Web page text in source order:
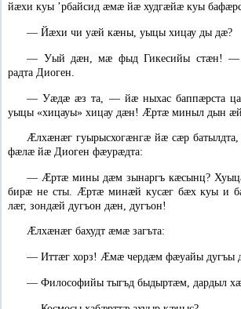
йæхи куы ’рбайсид æмæ йæ худгæйæ куы
—Йæхи чи уæй кæны, уыцы хицау ды дæ?
— Уый дæн, мæ фыд Гикесийы стæн! —
радта Диоген.
—Уæдæ æз та, — йæ ныхас баппæрста
уыцы «хицауы» хицау дæн! Ӕртæ миныл дын
Ӕлхæнæг гуырысхогæнгæ йæ сæр
фæлæ йæ Диоген фæурæдта:
—Ӕртæ мины дæм зынаргъ кæсынц?
бирæ не сты. Ӕртæ минæй кусæг бæх куы и
лæг, зондæй дугъон дæн, дугъон!
Ӕлхæнæг бахудт æмæ загъта:
—Иттæг хорз! Ӕмæ чердæм фæуайы дугъы
—Философийы тыгъд быдыртæм, дардыл